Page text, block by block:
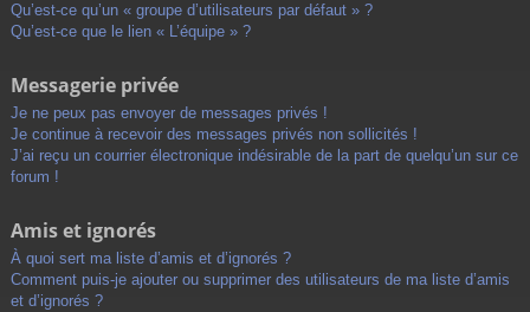
Qu’est-ce qu’un « groupe d’utilisateurs par défaut » ?
Qu’est-ce que le lien « L’équipe » ?
Messagerie privée
Je ne peux pas envoyer de messages privés !
Je continue à recevoir des messages privés non sollicités !
J’ai reçu un courrier électronique indésirable de la part de quelqu’un sur ce
forum !
Amis et ignorés
À quoi sert ma liste d’amis et d’ignorés ?
Comment puis-je ajouter ou supprimer des utilisateurs de ma liste d’amis
et d’ignorés ?